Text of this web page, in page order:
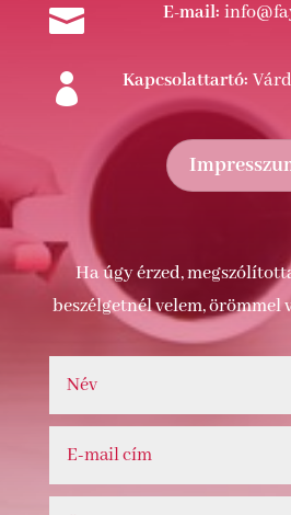
 E-mail:
 Kapcsolattartó:
Ha úgy érzed,
beszélgetnél velem, örömmel